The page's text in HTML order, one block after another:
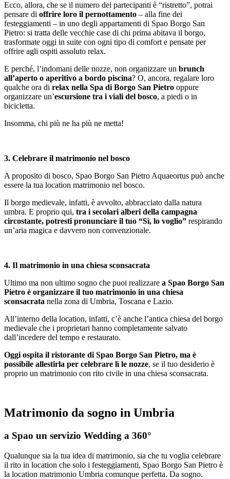
Ecco, allora, che se il numero dei partecipanti è “ristretto”, potrai
pensare di offrire loro il pernottamento – alla fine dei
festeggiamenti – in uno degli appartamenti di Spao Borgo San
Pietro: si tratta delle vecchie case di chi prima abitava il borgo,
trasformate oggi in suite con ogni tipo di comfort e pensate per
offrire agli ospiti assoluto relax.
E perché, l’indomani delle nozze, non organizzare un brunch
all’aperto o aperitivo a bordo piscina? O, ancora, regalare loro
qualche ora di relax nella Spa di Borgo San Pietro oppure
organizzare un’escursione tra i viali del bosco, a piedi o in
bicicletta.
Insomma, chi più ne ha più ne metta!
3. Celebrare il matrimonio nel bosco
A proposito di bosco, Spao Borgo San Pietro Aquaeortus può anche
essere la tua location matrimonio nel bosco.
Il borgo medievale, infatti, è avvolto, abbracciato dalla natura
umbra. E proprio qui, tra i secolari alberi della campagna
circostante, potresti pronunciare il tuo “Sì, lo voglio” respirando
un’aria magica e davvero non convenzionale.
4. Il matrimonio in una chiesa sconsacrata
Ultimo ma non ultimo sogno che puoi realizzare a Spao Borgo San
Pietro è organizzare il tuo matrimonio in una chiesa
sconsacrata nella zona di Umbria, Toscana e Lazio.
All’interno della location, infatti, c’è anche l’antica chiesa del borgo
medievale che i proprietari hanno completamente salvato
dall’incedere del tempo e restaurato.
Oggi ospita il ristorante di Spao Borgo San Pietro, ma è
possibile allestirla per celebrare lì le nozze, se il tuo desiderio è
proprio un matrimonio con rito civile in una chiesa sconsacrata.
Matrimonio da sogno in Umbria
a Spao un servizio Wedding a 360°
Qualunque sia la tua idea di matrimonio, sia che tu voglia celebrare
il rito in location che solo i festeggiamenti, Spao Borgo San Pietro è
la location matrimonio Umbria comunque perfetta. Da sogno.